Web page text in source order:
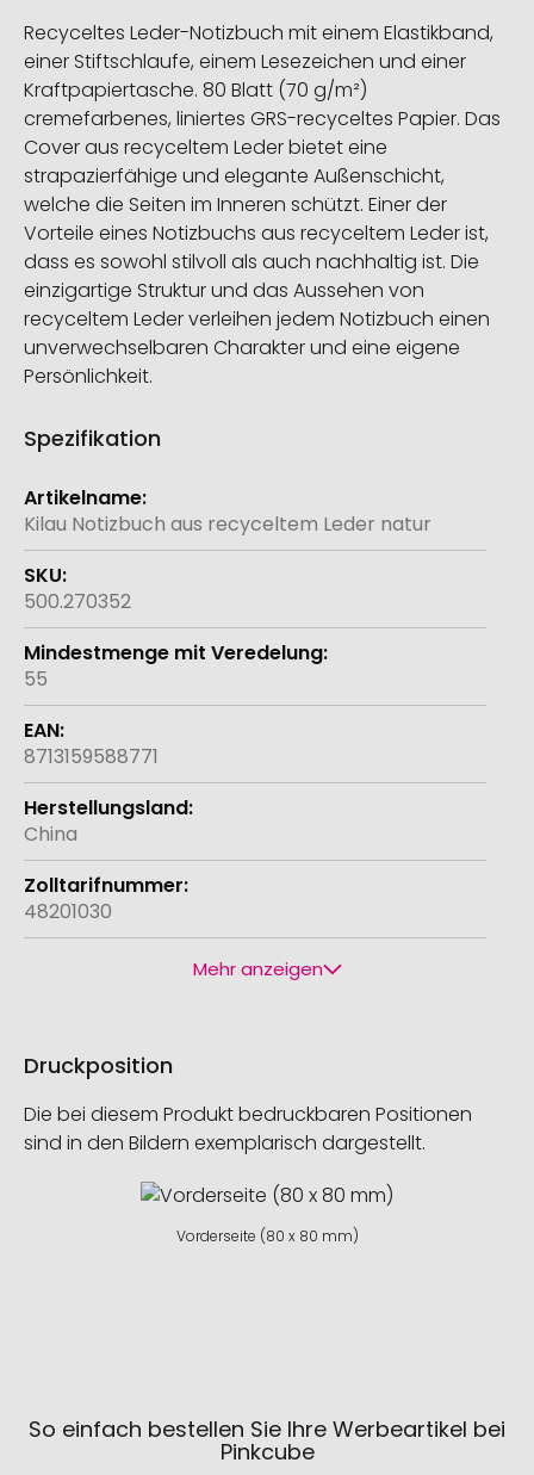
Recyceltes Leder-Notizbuch mit einem Elastikband,
einer Stiftschlaufe, einem Lesezeichen und einer
Kraftpapiertasche. 80 Blatt (70 g/m²)
cremefarbenes, liniertes GRS-recyceltes Papier. Das
Cover aus recyceltem Leder bietet eine
strapazierfähige und elegante Außenschicht,
welche die Seiten im Inneren schützt. Einer der
Vorteile eines Notizbuchs aus recyceltem Leder ist,
dass es sowohl stilvoll als auch nachhaltig ist. Die
einzigartige Struktur und das Aussehen von
recyceltem Leder verleihen jedem Notizbuch einen
unverwechselbaren Charakter und eine eigene
Persönlichkeit.
Spezifikation
Weitere
Informationen
Kilau Notizbuch aus recyceltem Leder natur
500.270352
55
8713159588771
China
48201030
Mehr anzeigen
Druckposition
Die bei diesem Produkt bedruckbaren Positionen
sind in den Bildern exemplarisch dargestellt.
Vorderseite (80 x 80 mm)
So einfach bestellen Sie Ihre Werbeartikel bei
Pinkcube